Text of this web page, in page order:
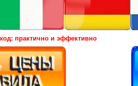
практично и эффективно